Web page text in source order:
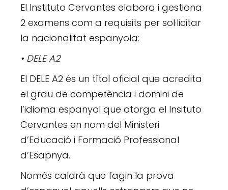
El Instituto Cervantes elabora i gestiona
2 examens com a requisits per sol·licitar
la nacionalitat espanyola:
• DELE A2
El DELE A2 és un títol oficial que acredita
el grau de competència i domini de
l’idioma espanyol que otorga el Insituto
Cervantes en nom del Ministeri
d’Educació i Formació Professional
d’Esapnya.
Només caldrà que fagin la prova